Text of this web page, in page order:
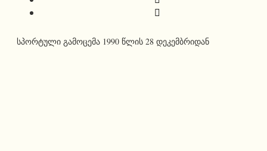
სპორტული გამოცემა 1990 წლის 28 დეკემბრიდან